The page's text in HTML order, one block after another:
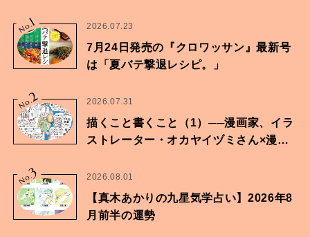
No.
1 2026.07.23
7月24日発売の『クロワッサン』最新号
は「夏バテ撃退レシピ。」
No.2 2026.07.31
描くこと書くこと（1）──漫画家、イラ
ストレーター・オカヤイヅミさん×漫画
No.
3 2026.08.01
【真木あかりの九星気学占い】2026年8
月前半の運勢